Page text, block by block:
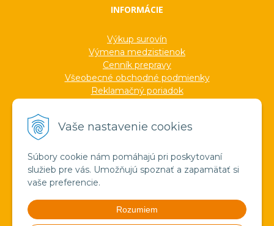
Vaše nastavenie cookies
Súbory cookie nám pomáhajú pri poskytovaní
služieb pre vás. Umožňujú spoznať a zapamätať si
vaše preferencie.
Rozumiem
INFORMÁCIE
Výkup surovín
Výmena medzistienok
Cenník prepravy
Všeobecné obchodné podmienky
Reklamačný poriadok
Formuláre
Ocenenia
Veľkoobchod
Verejné obstarávanie
Pravda o medzistienkach a vosku
Spoznajte náš región!